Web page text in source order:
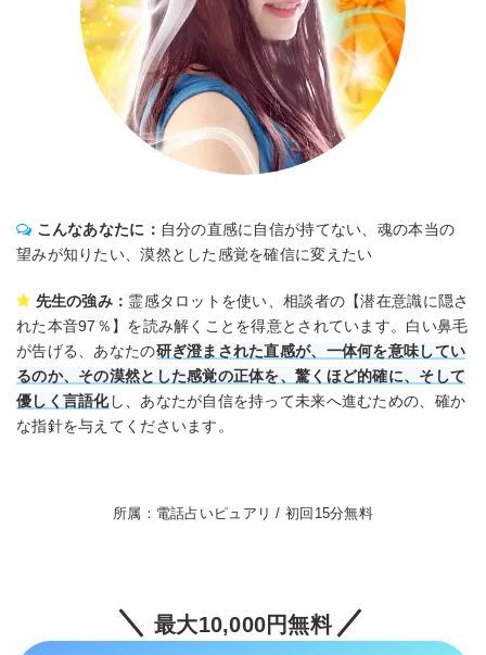
こんなあなたに： 自分の直感に自信が持てない、魂の本当の
望みが知りたい、漠然とした感覚を確信に変えたい
先生の強み： 霊感タロットを使い、相談者の【潜在意識に隠さ
れた本音97％】を読み解くことを得意とされています。白い鼻毛
が告げる、あなたの研ぎ澄まされた直感が、一体何を意味してい
るのか、その漠然とした感覚の正体を、驚くほど的確に、そして
優しく言語化し、あなたが自信を持って未来へ進むための、確か
な指針を与えてくださいます。
所属：電話占いピュアリ / 初回15分無料
最大10,000円無料